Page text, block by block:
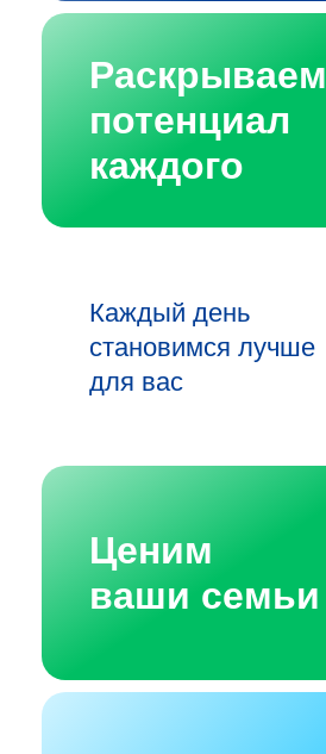
Раскрываем
потенциал
каждого
Каждый день
становимся лучше
для вас
Ценим
ваши семьи